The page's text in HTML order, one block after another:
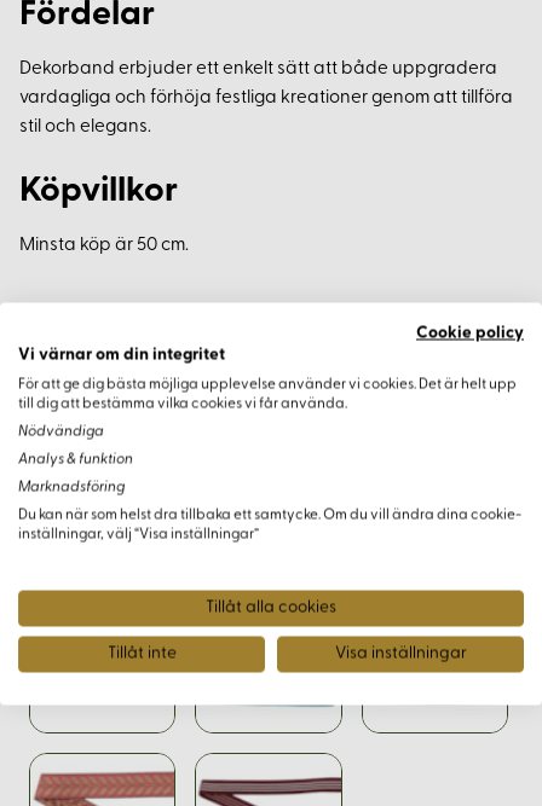
Fördelar
Dekorband erbjuder ett enkelt sätt att både uppgradera
vardagliga och förhöja festliga kreationer genom att tillföra
stil och elegans.
Köpvillkor
Minsta köp är 50 cm.
Varianter
Cookie policy
Vi värnar om din integritet
För att ge dig bästa möjliga upplevelse använder vi cookies. Det är helt upp
till dig att bestämma vilka cookies vi får använda.
Nödvändiga
Analys & funktion
Marknadsföring
Du kan när som helst dra tillbaka ett samtycke. Om du vill ändra dina cookie-
inställningar, välj “Visa inställningar”
Tillåt alla cookies
Tillåt inte Visa inställningar